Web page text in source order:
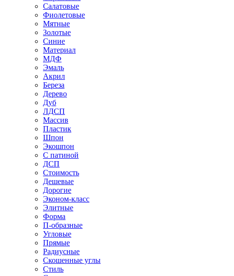
Салатовые
Фиолетовые
Мятные
Золотые
Синие
Материал
МДФ
Эмаль
Акрил
Береза
Дерево
Дуб
ЛДСП
Массив
Пластик
Шпон
Экошпон
С патиной
ДСП
Стоимость
Дешевые
Дорогие
Эконом-класс
Элитные
Форма
П-образные
Угловые
Прямые
Радиусные
Скошенные углы
Стиль